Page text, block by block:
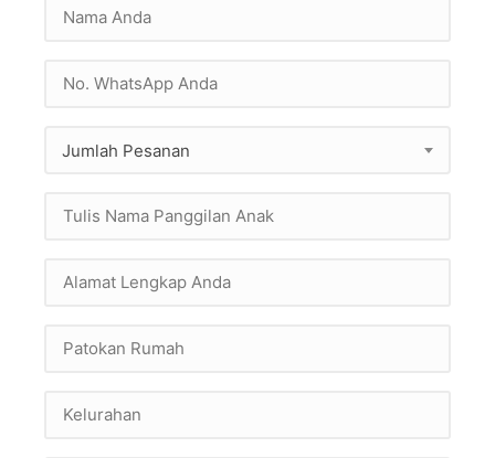
Jumlah Pesanan